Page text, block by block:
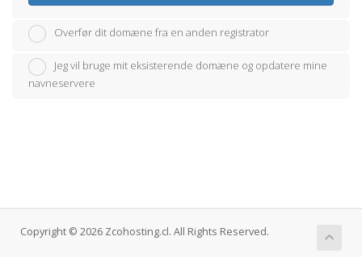
Overfør dit domæne fra en anden registrator
Jeg vil bruge mit eksisterende domæne og opdatere mine
navneservere
Copyright © 2026 Zcohosting.cl. All Rights Reserved.